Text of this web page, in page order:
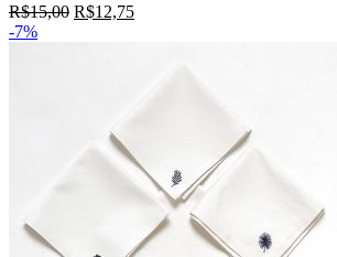
R$15,00 R$12,75
-7%